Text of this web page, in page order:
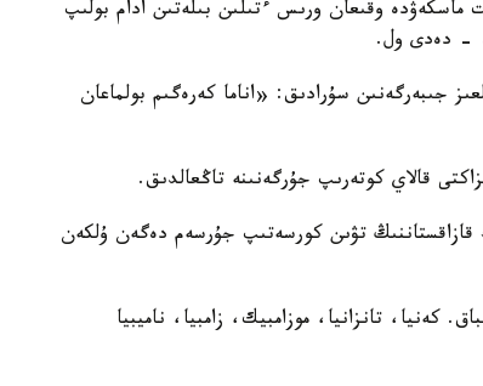
ماسكەۋدە وقىعان ورىس ءتىلىن بىلەتىن ادام بولىپ
- دەدى ول.
جىبەرگەنىن سۇرادىق: «اناما كەرەگىم بولماعان
تۋىن كورسەتىپ جۇرسەم دەگەن ۇلكەن
كەنيا، تانزانيا، موزامبيك، زامبيا، ناميبيا